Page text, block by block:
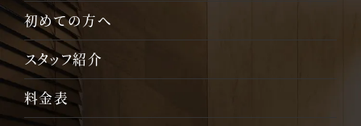
初めての方へ
スタッフ紹介
料金表